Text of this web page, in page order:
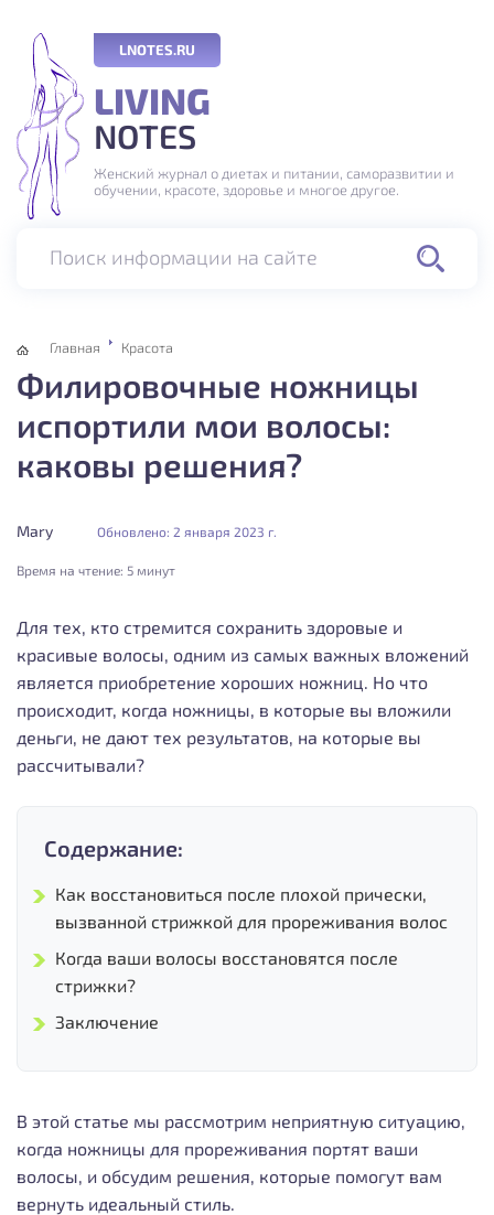
LNOTES.RU
LIVING
NOTES
Женский журнал о диетах и питании, саморазвитии и
обучении, красоте, здоровье и многое другое.
Главная Красота
Филировочные ножницы
испортили мои волосы:
каковы решения?
Mary Обновлено: 2 января 2023 г.
Время на чтение: 5 минут
Для тех, кто стремится сохранить здоровые и
красивые волосы, одним из самых важных вложений
является приобретение хороших ножниц. Но что
происходит, когда ножницы, в которые вы вложили
деньги, не дают тех результатов, на которые вы
рассчитывали?
Содержание:
Как восстановиться после плохой прически,
вызванной стрижкой для прореживания волос
Когда ваши волосы восстановятся после
стрижки?
Заключение
В этой статье мы рассмотрим неприятную ситуацию,
когда ножницы для прореживания портят ваши
волосы, и обсудим решения, которые помогут вам
вернуть идеальный стиль.